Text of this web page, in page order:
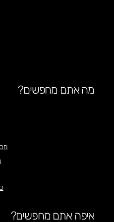
מה אתם מחפשים?
איפה אתם מחפשים?